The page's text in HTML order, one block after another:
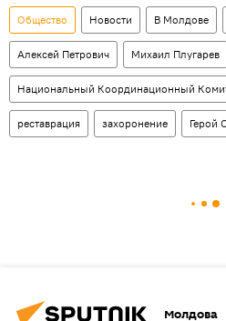
Общество Новости В Молдове
Алексей Петрович Михаил Плугарев
Национальный Координационный
реставрация захоронение Герой
Молдова